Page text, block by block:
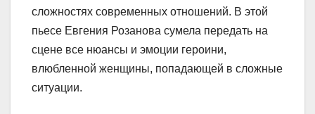
сложностях современных отношений. В этой
пьесе Евгения Розанова сумела передать на
сцене все нюансы и эмоции героини,
влюбленной женщины, попадающей в сложные
ситуации.